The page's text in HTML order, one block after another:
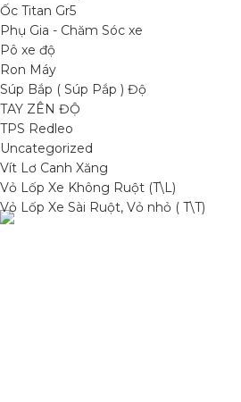
Ốc Titan Gr5
Phụ Gia - Chăm Sóc xe
Pô xe độ
Ron Máy
Súp Bắp ( Súp Pắp ) Độ
TAY ZÊN ĐỘ
TPS Redleo
Uncategorized
Vít Lơ Canh Xăng
Vỏ Lốp Xe Không Ruột (T\L)
Vỏ Lốp Xe Sài Ruột, Vỏ nhỏ ( T\T)